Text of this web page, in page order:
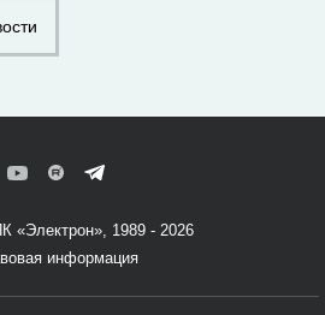
1989 - 2026
информация